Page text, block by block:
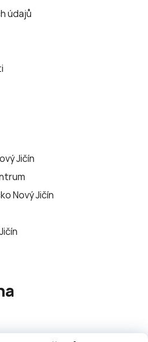
údajů
Jičín
Nový Jičín